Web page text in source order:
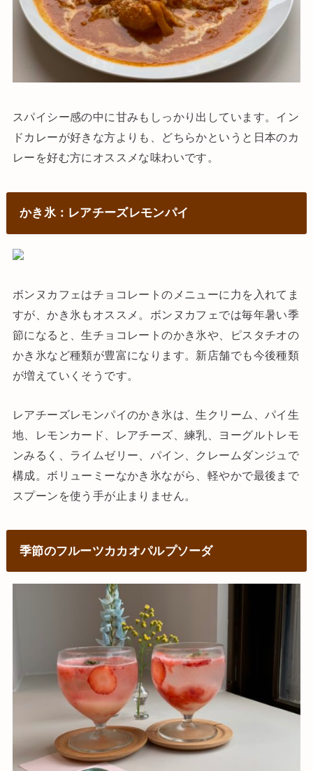
スパイシー感の中に甘みもしっかり出しています。イン
ドカレーが好きな方よりも、どちらかというと日本のカ
レーを好む方にオススメな味わいです。
かき氷：レアチーズレモンパイ
ボンヌカフェはチョコレートのメニューに力を入れてま
すが、かき氷もオススメ。ボンヌカフェでは毎年暑い季
節になると、生チョコレートのかき氷や、ピスタチオの
かき氷など種類が豊富になります。新店舗でも今後種類
が増えていくそうです。
レアチーズレモンパイのかき氷は、生クリーム、パイ生
地、レモンカード、レアチーズ、練乳、ヨーグルトレモ
ンみるく、ライムゼリー、パイン、クレームダンジュで
構成。ボリューミーなかき氷ながら、軽やかで最後まで
スプーンを使う手が止まりません。
季節のフルーツカカオパルプソーダ